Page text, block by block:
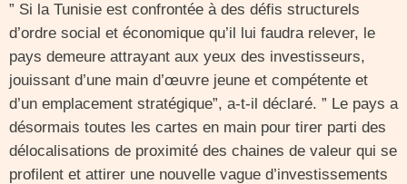
” Si la Tunisie est confrontée à des défis structurels
d’ordre social et économique qu’il lui faudra relever, le
pays demeure attrayant aux yeux des investisseurs,
jouissant d’une main d’œuvre jeune et compétente et
d’un emplacement stratégique”, a-t-il déclaré. ” Le pays a
désormais toutes les cartes en main pour tirer parti des
délocalisations de proximité des chaines de valeur qui se
profilent et attirer une nouvelle vague d’investissements